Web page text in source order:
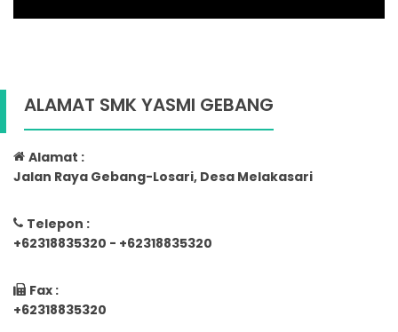
ALAMAT SMK YASMI GEBANG
Alamat :
Jalan Raya Gebang-Losari, Desa Melakasari
Telepon :
+62318835320 - +62318835320
Fax :
+62318835320